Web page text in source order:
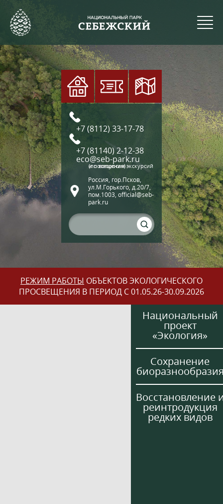
+7 (8112) 33-17-78
+7 (81140) 2-12-38
eco@seb-park.ru
(по вопросам экскурсий и посещения)
Россия, гор.Псков,
ул.М.Горького, д.20/7,
пом.1003, official@seb-
park.ru
РЕЖИМ РАБОТЫ ОБЪЕКТОВ ЭКОЛОГИЧЕСКОГО
ПРОСВЕЩЕНИЯ В ПЕРИОД С 01.05.26-30.09.2026
Национальный
проект
«Экология»
Сохранение
Восстановление
реинтродукция
редких видов